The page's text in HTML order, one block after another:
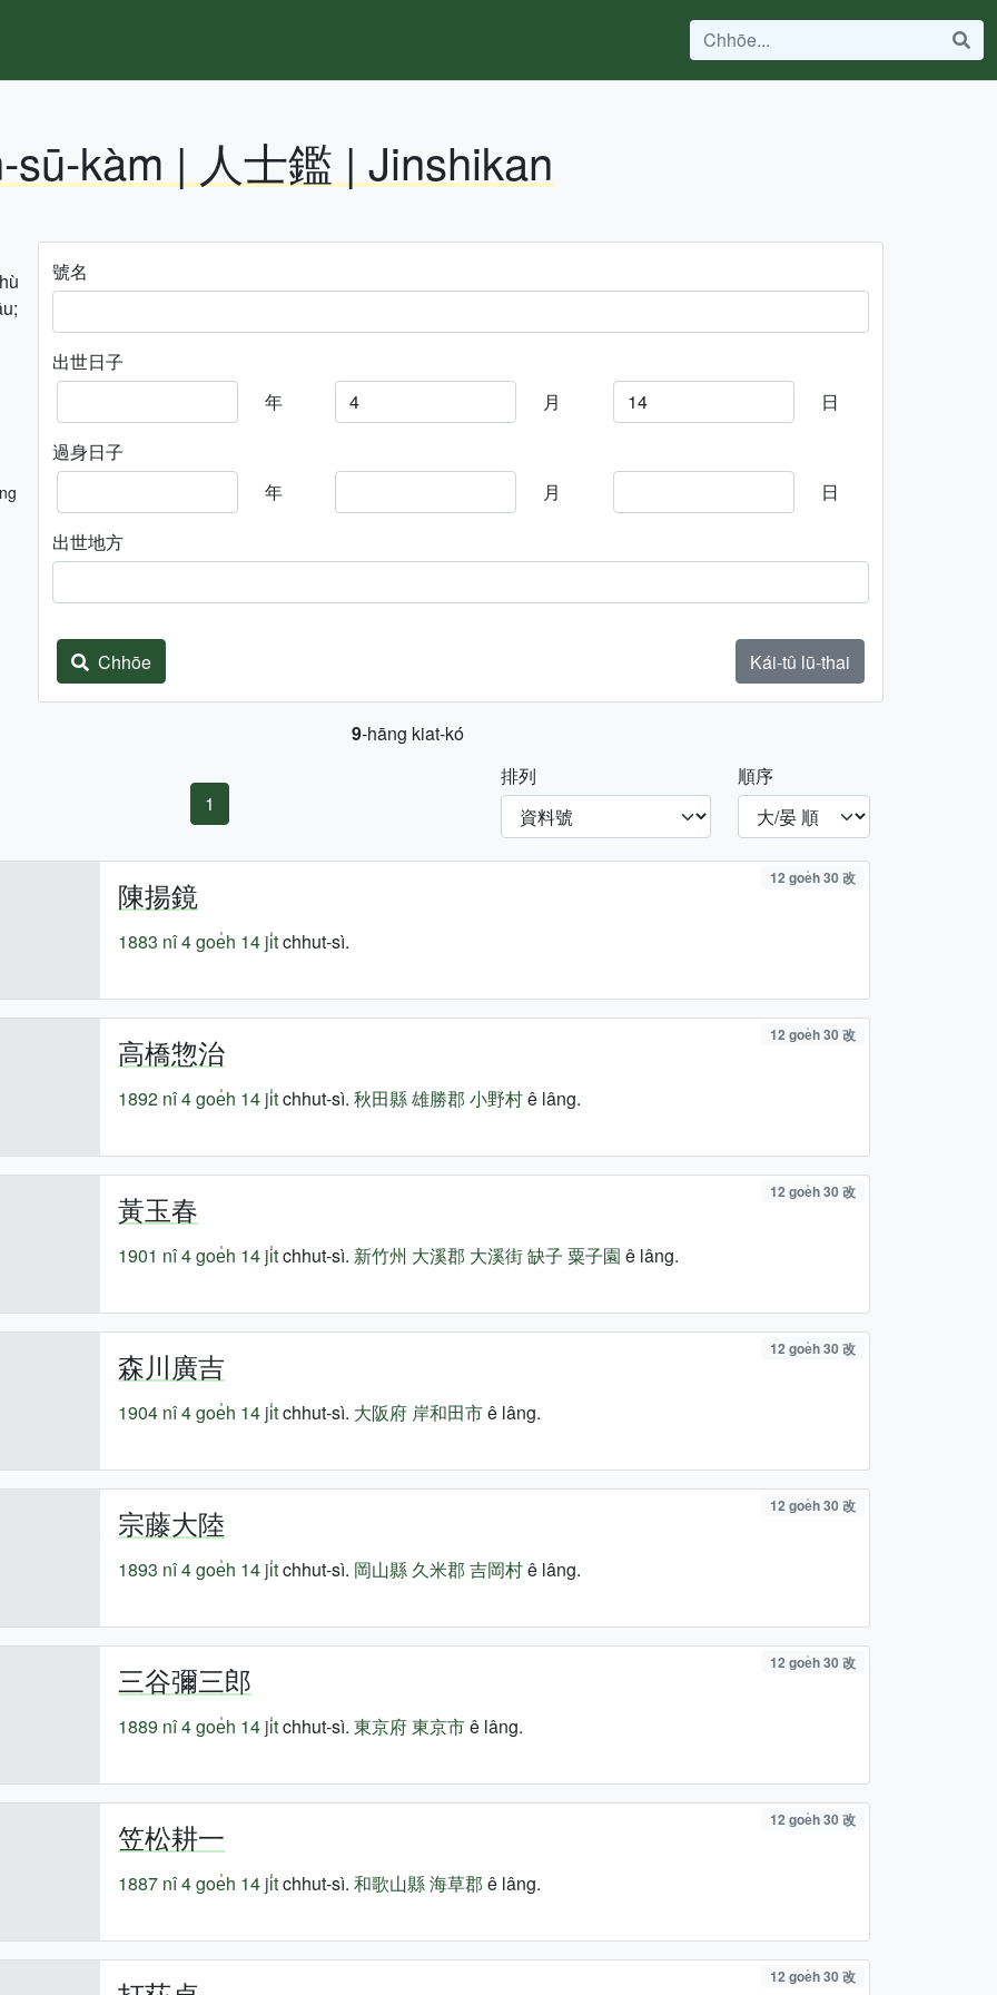
sū-kàm | 人士鑑 | Jinshikan
號名
出世日子
年
月
日
過身日子
年
月
日
出世地方
Chhōe Kái-tû lū-thai
9-hāng kiat-kó
1
排列 順序
陳揚鏡 12 goe̍h 30 改
1883 nî4 goe̍h 14 ji̍tchhut-sì.
高橋惣治 12 goe̍h 30 改
1892 nî4 goe̍h 14 ji̍tchhut-sì.秋田縣雄勝郡 小野村ê lâng.
黃玉春 12 goe̍h 30 改
1901 nî4 goe̍h 14 ji̍tchhut-sì. 新竹州 大溪郡 大溪街缺子 粟子園 ê lâng.
森川廣吉 12 goe̍h 30 改
1904 nî4 goe̍h 14 ji̍tchhut-sì. 大阪府 岸和田市ê lâng.
宗藤大陸 12 goe̍h 30 改
1893 nî4 goe̍h 14 ji̍tchhut-sì. 岡山縣 久米郡 吉岡村ê lâng.
三谷彌三郎 12 goe̍h 30 改
1889 nî4 goe̍h 14 ji̍tchhut-sì.東京府東京市ê lâng.
笠松耕一 12 goe̍h 30 改
1887 nî4 goe̍h 14 ji̍tchhut-sì.和歌山縣海草郡 ê lâng.
12 goe̍h 30 改